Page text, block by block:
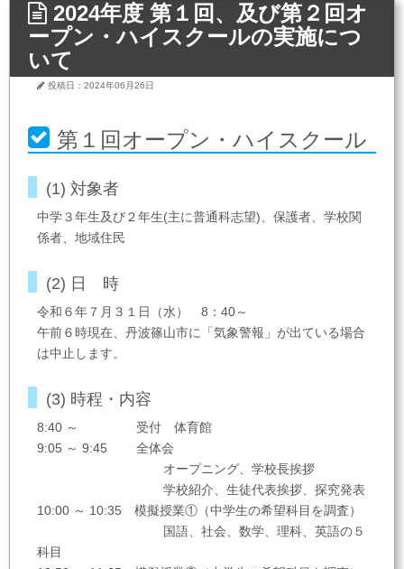
2024年度 第１回、及び第２回オ
ープン・ハイスクールの実施につ
いて
投稿日：2024年06月26日
第１回オープン・ハイスクール
(1) 対象者
中学３年生及び２年生(主に普通科志望)、保護者、学校関
係者、地域住民
(2) 日 時
令和６年７月３１日（水） 8：40～
午前６時現在、丹波篠山市に「気象警報」が出ている場合
は中止します。
(3) 時程・内容
8:40 ～ 受付 体育館
9:05 ～ 9:45 全体会
オープニング、学校長挨拶
学校紹介、生徒代表挨拶、探究発表
10:00 ～ 10:35 模擬授業①（中学生の希望科目を調査）
国語、社会、数学、理科、英語の５
科目